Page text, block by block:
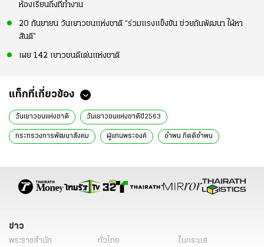
ห้องเรียนถึงที่ทำงาน
20 กันยายน วันเยาวชนแห่งชาติ “ร่วมแรงแข็งขัน ช่วยกันพัฒนา ใฝ่หา
สันติ”
เผย 142 เยาวชนดีเด่นแห่งชาติ
แท็กที่เกี่ยวข้อง
วันเยาวชนแห่งชาติ วันเยาวชนแห่งชาติปี2563
กระทรวงการพัฒนาสังคม ผู้แทนพระองค์ อำพน กิตติอำพน
ข่าว
พระราชสำนัก ทั่วไทย
ในกระแส